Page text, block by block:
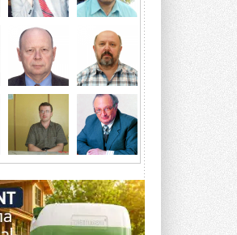
тепловой насос PV/T
испарителем
предложили
двухисточникового ...
форум
пройдет 2-3 сентября в
двух тысяч участников ...
Shenling представила